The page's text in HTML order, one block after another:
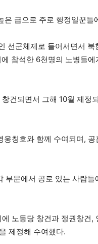
급으로 주로 행정일꾼들
선군체제로 들어서면서
참석한 6천명의 노병들
건되면서 그해 10월 제정
칭호와 함께 수여되며,
문에서 공로 있는 사람
노동당 창건과 정권창건,
제정해 수여했다.